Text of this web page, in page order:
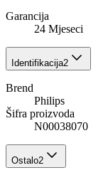
Garancija
24 Mjeseci
Identifikacija2
Brend
Philips
Šifra proizvoda
N00038070
Ostalo2